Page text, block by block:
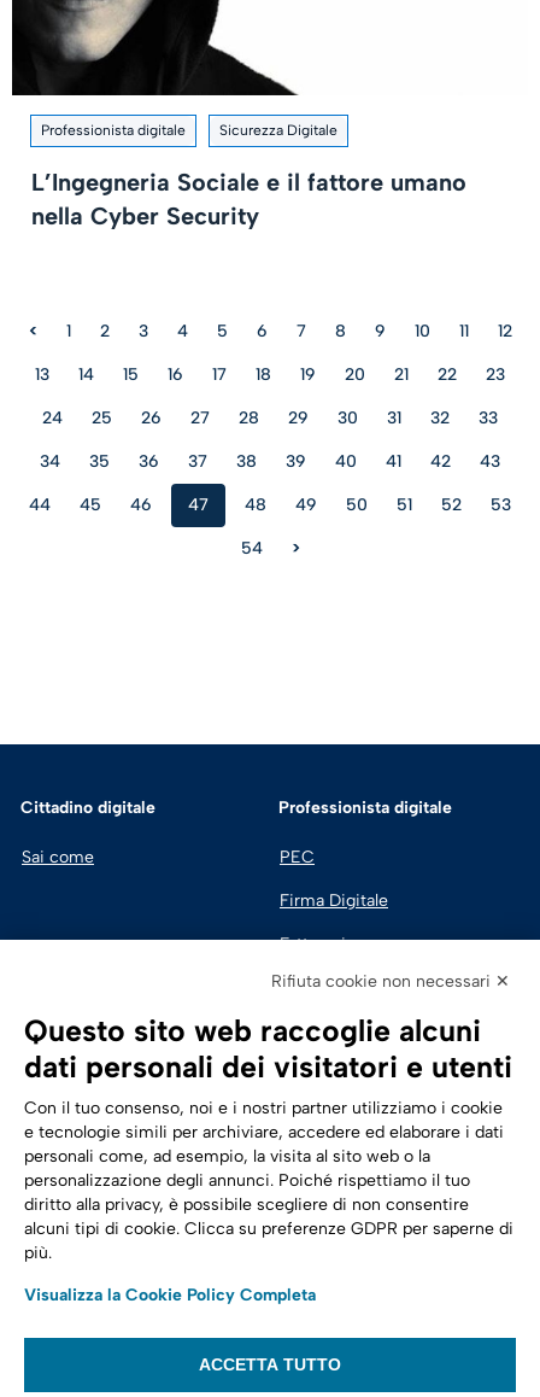
Professionista digitale Sicurezza Digitale
L’Ingegneria Sociale e il fattore umano
nella Cyber Security
< 1 2 3 4 5 6 7 8 9 10 11 12
13 14 15 16 17 18 19 20 21 22 23
24 25 26 27 28 29 30 31 32 33
34 35 36 37 38 39 40 41 42 43
44 45 46 47 48 49 50 51 52 53
54 >
Cittadino digitale
Sai come
Professionista digitale
PEC
Firma Digitale
Fatturazione
Sicurezza Digitale
Cloud
Trasformazione digitale
Energia
Telecomunicazioni
Automotive
Seguici su:
Rifiuta cookie non necessari ✕
Questo sito web raccoglie alcuni
dati personali dei visitatori e utenti
Con il tuo consenso, noi e i nostri partner utilizziamo i cookie
e tecnologie simili per archiviare, accedere ed elaborare i dati
personali come, ad esempio, la visita al sito web o la
personalizzazione degli annunci. Poiché rispettiamo il tuo
diritto alla privacy, è possibile scegliere di non consentire
alcuni tipi di cookie. Clicca su preferenze GDPR per saperne di
più.
Visualizza la Cookie Policy Completa
ACCETTA TUTTO